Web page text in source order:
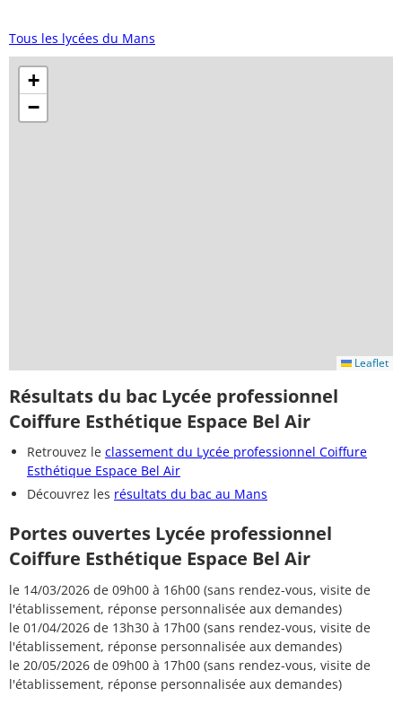
Tous les lycées du Mans
+
−
Leaflet
Résultats du bac Lycée professionnel
Coiffure Esthétique Espace Bel Air
Retrouvez le classement du Lycée professionnel Coiffure
Esthétique Espace Bel Air
Découvrez les résultats du bac au Mans
Portes ouvertes Lycée professionnel
Coiffure Esthétique Espace Bel Air
le 14/03/2026 de 09h00 à 16h00 (sans rendez-vous, visite de
l'établissement, réponse personnalisée aux demandes)
le 01/04/2026 de 13h30 à 17h00 (sans rendez-vous, visite de
l'établissement, réponse personnalisée aux demandes)
le 20/05/2026 de 09h00 à 17h00 (sans rendez-vous, visite de
l'établissement, réponse personnalisée aux demandes)